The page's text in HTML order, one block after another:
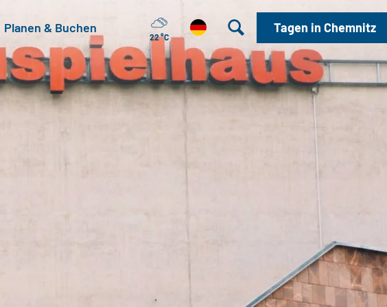
Planen & Buchen
22 °C
Tagen in Chemnitz